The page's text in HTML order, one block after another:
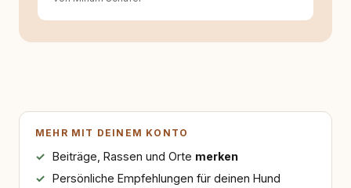
MEHR MIT DEINEM KONTO
Beiträge, Rassen und Orte merken
Persönliche Empfehlungen für deinen Hund